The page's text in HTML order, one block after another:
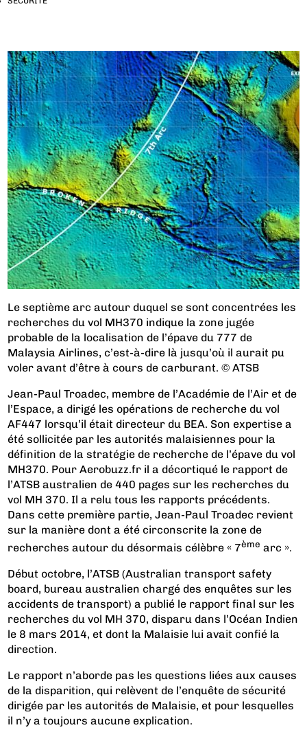
Le septième arc autour duquel se sont concentrées les
recherches du vol MH370 indique la zone jugée
probable de la localisation de l’épave du 777 de
Malaysia Airlines, c’est-à-dire là jusqu’où il aurait pu
voler avant d’être à cours de carburant. © ATSB
Jean-Paul Troadec, membre de l’Académie de l’Air et de
l’Espace, a dirigé les opérations de recherche du vol
AF447 lorsqu’il était directeur du BEA. Son expertise a
été sollicitée par les autorités malaisiennes pour la
définition de la stratégie de recherche de l’épave du vol
MH370. Pour Aerobuzz.fr il a décortiqué le rapport de
l’ATSB australien de 440 pages sur les recherches du
vol MH 370. Il a relu tous les rapports précédents.
Dans cette première partie, Jean-Paul Troadec revient
sur la manière dont a été circonscrite la zone de
recherches autour du désormais célèbre « 7ème arc ».
Début octobre, l’ATSB (Australian transport safety
board, bureau australien chargé des enquêtes sur les
accidents de transport) a publié le rapport final sur les
recherches du vol MH 370, disparu dans l’Océan Indien
le 8 mars 2014, et dont la Malaisie lui avait confié la
direction.
Le rapport n’aborde pas les questions liées aux causes
de la disparition, qui relèvent de l’enquête de sécurité
dirigée par les autorités de Malaisie, et pour lesquelles
il n’y a toujours aucune explication.